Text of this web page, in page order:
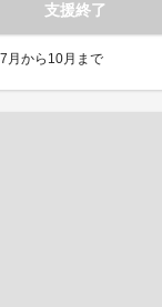
支援終了
月から10月まで